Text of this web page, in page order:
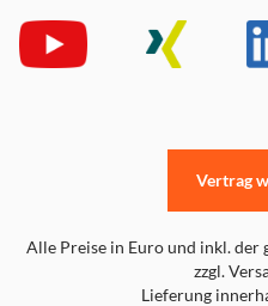
Alle Preise in Euro und inkl. der
zzgl.
Lieferung
Vertrag